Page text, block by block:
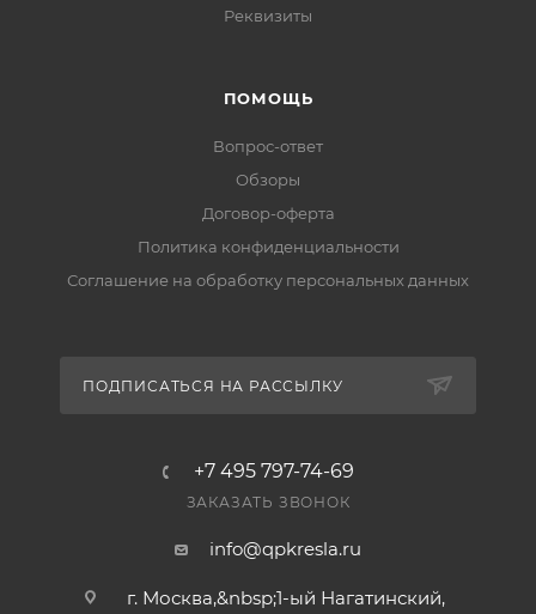
Реквизиты
ПОМОЩЬ
Вопрос-ответ
Обзоры
Договор-оферта
Политика конфиденциальности
Соглашение на обработку персональных данных
ПОДПИСАТЬСЯ НА РАССЫЛКУ
+7 495 797-74-69
ЗАКАЗАТЬ ЗВОНОК
info@qpkresla.ru
г. Москва,&nbsp;1-ый Нагатинский,